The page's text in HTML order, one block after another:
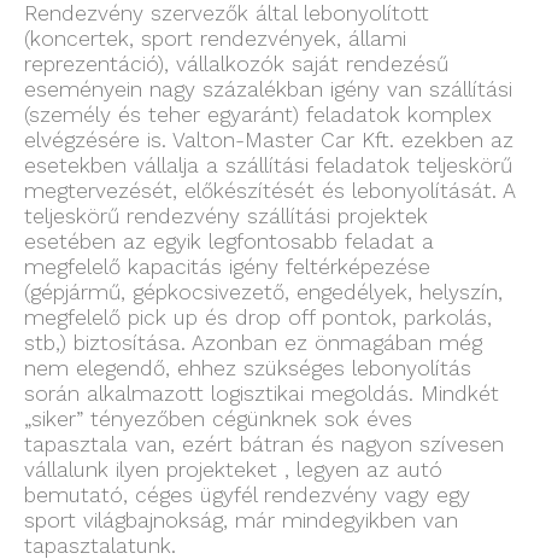
Rendezvény szervezők által lebonyolított
(koncertek, sport rendezvények, állami
reprezentáció), vállalkozók saját rendezésű
eseményein nagy százalékban igény van szállítási
(személy és teher egyaránt) feladatok komplex
elvégzésére is. Valton-Master Car Kft. ezekben az
esetekben vállalja a szállítási feladatok teljeskörű
megtervezését, előkészítését és lebonyolítását. A
teljeskörű rendezvény szállítási projektek
esetében az egyik legfontosabb feladat a
megfelelő kapacitás igény feltérképezése
(gépjármű, gépkocsivezető, engedélyek, helyszín,
megfelelő pick up és drop off pontok, parkolás,
stb,) biztosítása. Azonban ez önmagában még
nem elegendő, ehhez szükséges lebonyolítás
során alkalmazott logisztikai megoldás. Mindkét
„siker” tényezőben cégünknek sok éves
tapasztala van, ezért bátran és nagyon szívesen
vállalunk ilyen projekteket , legyen az autó
bemutató, céges ügyfél rendezvény vagy egy
sport világbajnokság, már mindegyikben van
tapasztalatunk.